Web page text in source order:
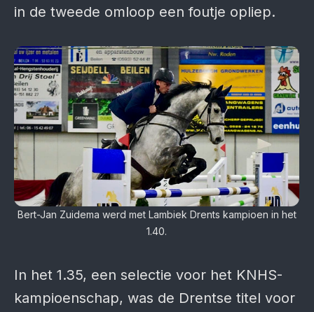
in de tweede omloop een foutje opliep.
Bert-Jan Zuidema werd met Lambiek Drents kampioen in het
1.40.
In het 1.35, een selectie voor het KNHS-
kampioenschap, was de Drentse titel voor